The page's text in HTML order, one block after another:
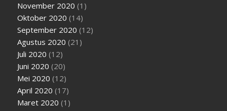
November 2020 (1)
Oktober 2020 (14)
September 2020 (12)
Agustus 2020 (21)
Juli 2020 (12)
Juni 2020 (20)
Mei 2020 (12)
April 2020 (17)
Maret 2020 (1)